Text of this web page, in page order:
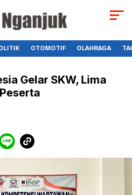
OTOMOTIF OLAHRAGA
Gelar SKW, Lima